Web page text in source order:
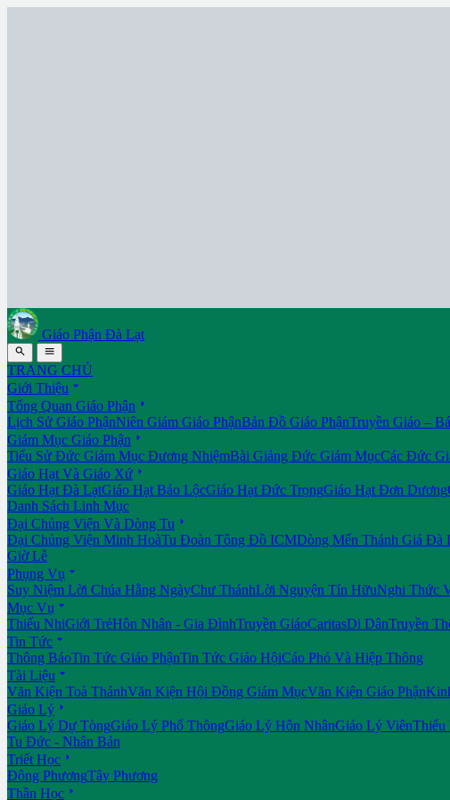
Giáo Phận Đà Lạt
 
TRANG CHỦ
Giới Thiệu 
Tổng Quan Giáo Phận 
Lịch Sử Giáo PhậnNiên Giám Giáo PhậnBản Đồ Giáo PhậnTruyền Giáo –
Giám Mục Giáo Phận 
Tiểu Sử Đức Giám Mục Đương NhiệmBài Giảng Đức Giám MụcCác Đức
Giáo Hạt Và Giáo Xứ 
Giáo Hạt Đà LạtGiáo Hạt Bảo LộcGiáo Hạt Đức TrọngGiáo Hạt Đơn Dương
Danh Sách Linh Mục
Đại Chủng Viện Và Dòng Tu 
Đại Chủng Viện Minh HoàTu Đoàn Tông Đồ ICMDòng Mến Thánh Giá Đà
Giờ Lễ
Phụng Vụ 
Suy Niệm Lời Chúa Hằng NgàyChư ThánhLời Nguyện Tín HữuNghi Thức
Mục Vụ 
Thiếu NhiGiới TrẻHôn Nhân - Gia ĐìnhTruyền GiáoCaritasDi DânTruyền
Tin Tức 
Thông BáoTin Tức Giáo PhậnTin Tức Giáo HộiCáo Phó Và Hiệp Thông
Tài Liệu 
Văn Kiện Toà ThánhVăn Kiện Hội Đồng Giám MụcVăn Kiện Giáo Phận
Giáo Lý 
Giáo Lý Dự TòngGiáo Lý Phổ ThôngGiáo Lý Hôn NhânGiáo Lý ViênThiếu
Tu Đức - Nhân Bản
Triết Học 
Đông PhươngTây Phương
Thần Học 